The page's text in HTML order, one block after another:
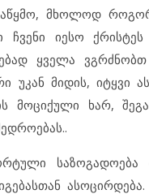
აწყმო, მხოლოდ
ჩვენი იესო
ყველა
მიდის, იტყვი
მოციქული ხარ,
ასოცირდება.